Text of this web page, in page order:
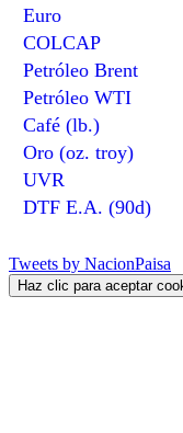
Euro
COLCAP
Petróleo Brent
Petróleo WTI
Café (lb.)
Oro (oz. troy)
UVR
DTF E.A. (90d)
Tweets by NacionPaisa
Haz clic para aceptar